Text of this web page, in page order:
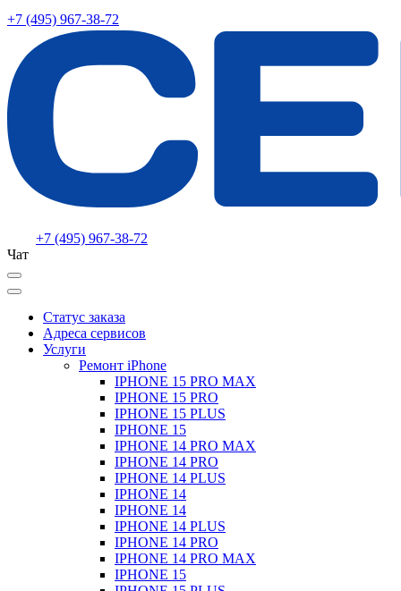
+7 (495) 967-38-72
+7 (495) 967-38-72
Чат
Статус заказа
Адреса сервисов
Услуги
Ремонт iPhone
IPHONE 15 PRO MAX
IPHONE 15 PRO
IPHONE 15 PLUS
IPHONE 15
IPHONE 14 PRO MAX
IPHONE 14 PRO
IPHONE 14 PLUS
IPHONE 14
IPHONE 14
IPHONE 14 PLUS
IPHONE 14 PRO
IPHONE 14 PRO MAX
IPHONE 15